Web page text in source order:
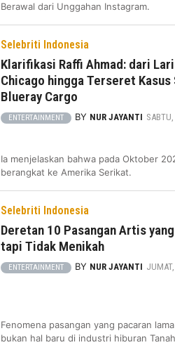
Berawal dari Unggahan Instagram.
Selebriti Indonesia
Klarifikasi Raffi Ahmad: dari
Chicago hingga Terseret Kasus
Blueray Cargo
ENTERTAINMENT BY NUR JAYANTI
Ia menjelaskan bahwa pada Oktober
berangkat ke Amerika Serikat.
Selebriti Indonesia
Deretan 10 Pasangan Artis
tapi Tidak Menikah
ENTERTAINMENT BY NUR JAYANTI
Fenomena pasangan yang pacaran
bukan hal baru di industri hiburan